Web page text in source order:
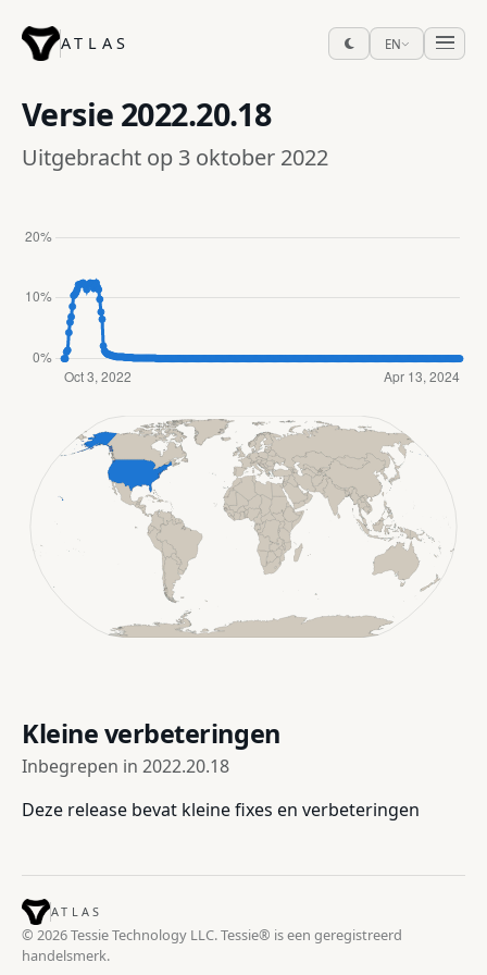
ATLAS EN
Versie 2022.20.18
Uitgebracht op 3 oktober 2022
Kleine verbeteringen
Inbegrepen in 2022.20.18
Deze release bevat kleine fixes en verbeteringen
ATLAS
© 2026 Tessie Technology LLC. Tessie® is een geregistreerd
handelsmerk.